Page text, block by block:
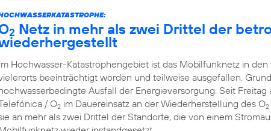
2 Netz in mehr als zwei Drittel der
Hochwasser-Katastrophengebiet ist das Mobilfunknetz in den
beeinträchtigt worden und teilweise ausgefallen.
Ausfall der Energieversorgung. Seit Freitag
/ O2 im Dauereinsatz an der Wiederherstellung des O2
an mehr als zwei Drittel der Standorte, die von einem